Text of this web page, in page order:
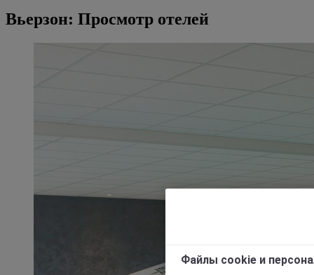
Вьерзон: Просмотр отелей
Файлы cookie и